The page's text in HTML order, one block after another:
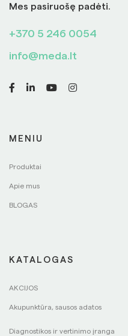
Mes pasiruošę padėti.
+370 5 246 0054
info@meda.lt
MENIU
Produktai
Apie mus
BLOGAS
KATALOGAS
AKCIJOS
Akupunktūra, sausos adatos
Diagnostikos ir vertinimo įranga